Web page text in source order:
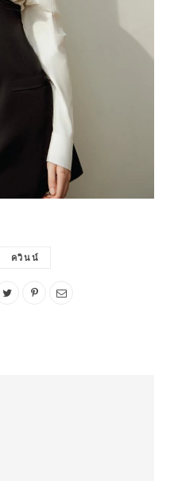
ควินน์